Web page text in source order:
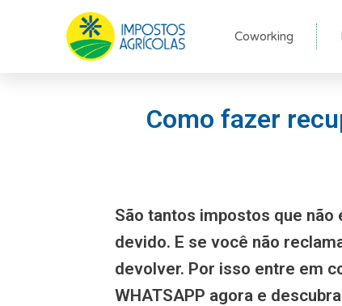
Coworking
Como fazer
São tantos impostos que não
devido. E se você não
devolver. Por isso entre em
WHATSAPP agora e